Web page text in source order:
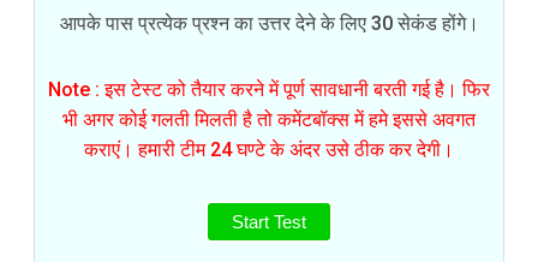
आपके पास प्रत्येक प्रश्न का उत्तर देने के लिए 30 सेकंड होंगे।
Note : इस टेस्ट को तैयार करने में पूर्ण सावधानी बरती गई है। फिर
भी अगर कोई गलती मिलती है तो कमेंटबॉक्स में हमे इससे अवगत
कराएं। हमारी टीम 24 घण्टे के अंदर उसे ठीक कर देगी।
Start Test